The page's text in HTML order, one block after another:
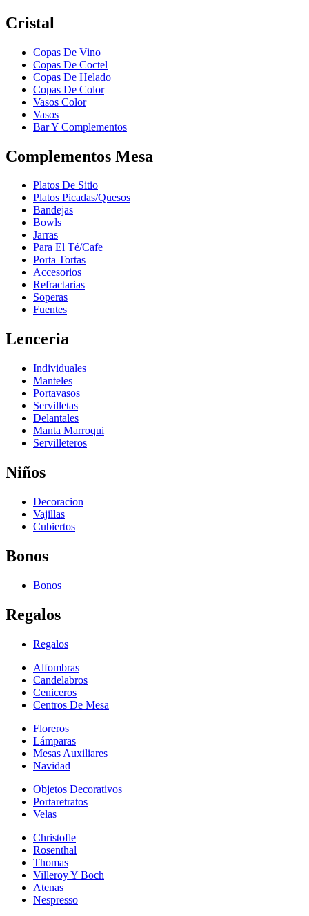
Cristal
Copas De Vino
Copas De Coctel
Copas De Helado
Copas De Color
Vasos Color
Vasos
Bar Y Complementos
Complementos Mesa
Platos De Sitio
Platos Picadas/Quesos
Bandejas
Bowls
Jarras
Para El Té/Cafe
Porta Tortas
Accesorios
Refractarias
Soperas
Fuentes
Lenceria
Individuales
Manteles
Portavasos
Servilletas
Delantales
Manta Marroqui
Servilleteros
Niños
Decoracion
Vajillas
Cubiertos
Bonos
Bonos
Regalos
Regalos
Alfombras
Candelabros
Ceniceros
Centros De Mesa
Floreros
Lámparas
Mesas Auxiliares
Navidad
Objetos Decorativos
Portaretratos
Velas
Christofle
Rosenthal
Thomas
Villeroy Y Boch
Atenas
Nespresso